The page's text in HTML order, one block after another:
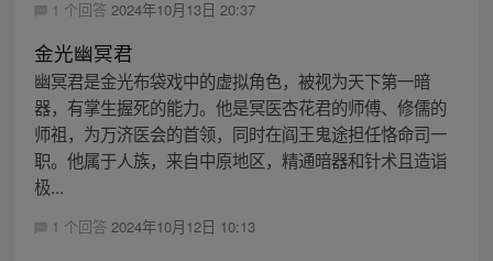
1 个回答 2024年10月13日 20:37
金光幽冥君
幽冥君是金光布袋戏中的虚拟角色，被视为天下第一暗
器，有掌生握死的能力。他是冥医杏花君的师傅、修儒的
师祖，为万济医会的首领，同时在阎王鬼途担任恪命司一
职。他属于人族，来自中原地区，精通暗器和针术且造诣
极...
1 个回答 2024年10月12日 10:13